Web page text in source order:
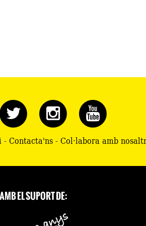
-Contacta'ns-Col·labora amb
AMB EL SUPORT DE: